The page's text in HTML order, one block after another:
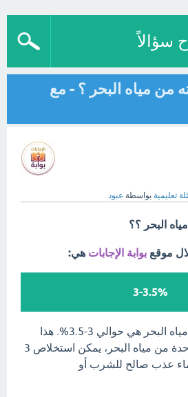
سؤالاً
من مياه البحر ؟ - مع
تعليمية بواسطة عبود
البحر ؟؟
موقع بوابة الإجابات هي:
3-3.5%
نسبة ما يتم تحليته من مياه البحر هي حوالي 3-3.5%. هذا
يعني أنه من كل 100 وحدة من مياه البحر، يمكن استخلاص 3
كماء عذب صالح للشرب أو